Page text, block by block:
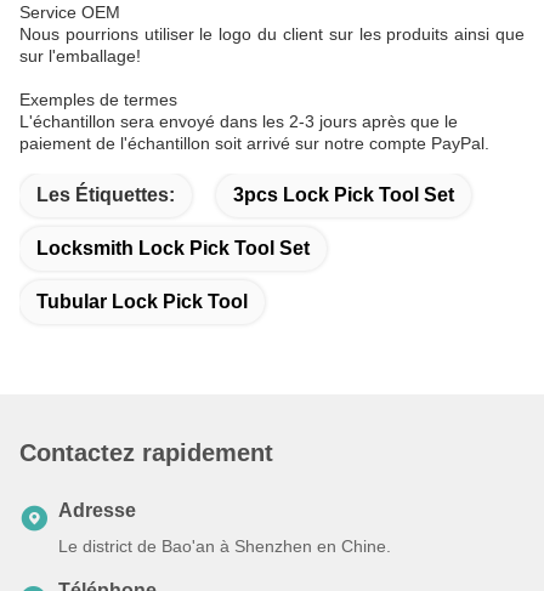
Service OEM
Nous pourrions utiliser le logo du client sur les produits ainsi que
sur l'emballage!
Exemples de termes
L'échantillon sera envoyé dans les 2-3 jours après que le
paiement de l'échantillon soit arrivé sur notre compte PayPal.
Les Étiquettes: 3pcs Lock Pick Tool Set
Locksmith Lock Pick Tool Set
Tubular Lock Pick Tool
Contactez rapidement
Adresse
Le district de Bao'an à Shenzhen en Chine.